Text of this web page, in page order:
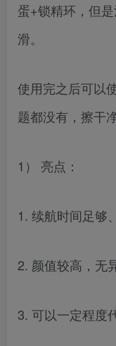
蛋+锁精环，但
滑。
使用完之后可以
题都没有，擦干
1） 亮点：
1. 续航时间足够
2. 颜值较高，无
3. 可以一定程度